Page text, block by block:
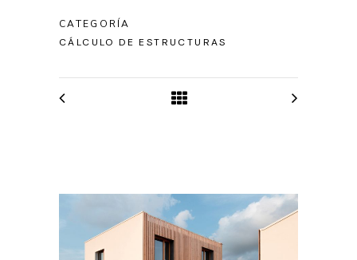
CATEGORÍA
CÁLCULO DE ESTRUCTURAS